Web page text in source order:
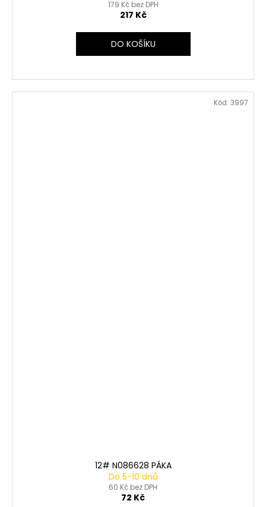
179 Kč bez DPH
217 Kč
DO KOŠÍKU
12# N086628 PÁKA
Do 5-10 dnů
60 Kč bez DPH
72 Kč
Kód: 3997